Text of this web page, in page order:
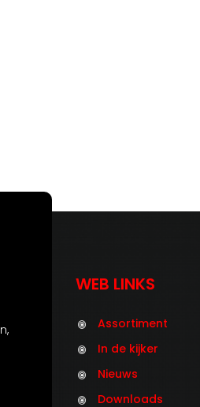
WEB LINKS
Assortiment
In de kijker
Nieuws
Downloads